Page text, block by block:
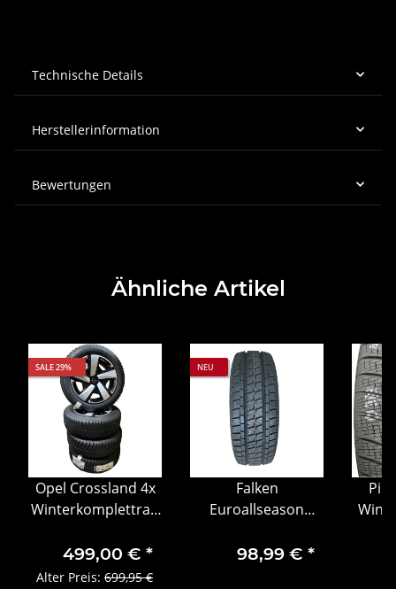
Technische Details
Herstellerinformation
Bewertungen
Ähnliche Artikel
SALE 29%
Opel Crossland 4x
Winterkomplettrad
OV39228590 ET 20
6,5Jx16 DOT1221
499,00 € *
Alter Preis: 699,95 €
NEU
Falken
Euroallseason
112/110R
98,99 € *